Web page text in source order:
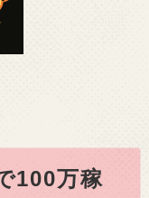
100万稼